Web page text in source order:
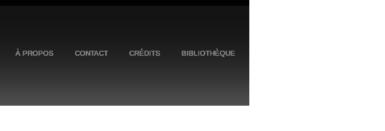
À PROPOS CONTACT CRÉDITS BIBLIOTHÈQUE